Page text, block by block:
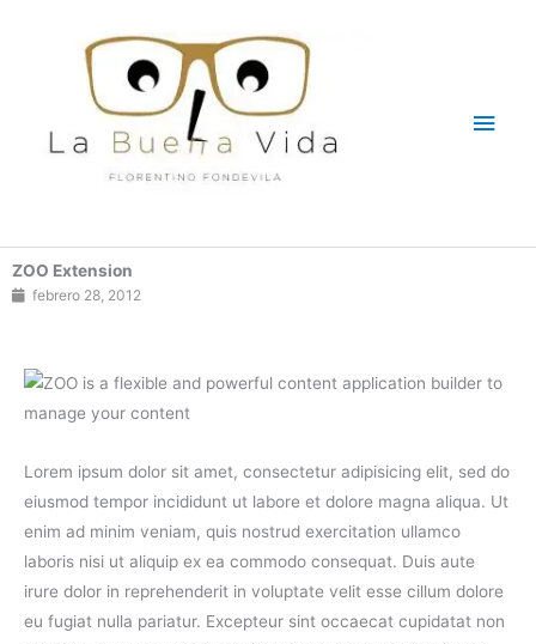
ZOO Extension
febrero 28, 2012
Lorem ipsum dolor sit amet, consectetur adipisicing elit, sed do
eiusmod tempor incididunt ut labore et dolore magna aliqua. Ut
enim ad minim veniam, quis nostrud exercitation ullamco
laboris nisi ut aliquip ex ea commodo consequat. Duis aute
irure dolor in reprehenderit in voluptate velit esse cillum dolore
eu fugiat nulla pariatur. Excepteur sint occaecat cupidatat non